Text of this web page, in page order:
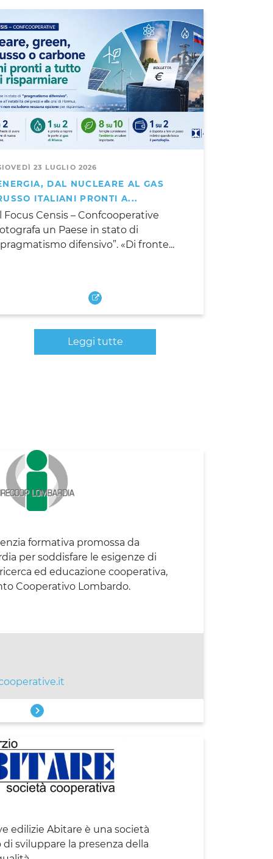
23 LUGLIO 2026
DAL NUCLEARE AL GAS
ITALIANI PRONTI A...
Il Focus Censis – Confcooperative
un Paese in stato di
difensivo”. «Di fronte...
Leggi tutte
formativa promossa da
per soddisfare le esigenze di
ed educazione cooperativa,
Cooperativo Lombardo.
edilizie Abitare è una società
sviluppare la presenza della